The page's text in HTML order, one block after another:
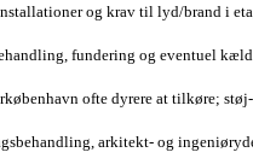
og krav til lyd/brand i
fundering og eventuel
ofte dyrere at tilkøre;
arkitekt- og